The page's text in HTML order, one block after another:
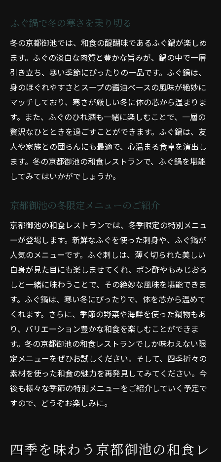
ふぐ鍋で冬の寒さを乗り切る
冬の京都御池では、和食の醍醐味であるふぐ鍋が楽しめ
ます。ふぐの淡白な肉質と豊かな旨みが、鍋の中で一層
引き立ち、寒い季節にぴったりの一品です。ふぐ鍋は、
身のほぐれやすさとスープの醤油ベースの風味が絶妙に
マッチしており、寒さが厳しい冬に体の芯から温まりま
す。また、ふぐのひれ酒も一緒に楽しむことで、一層の
贅沢なひとときを過ごすことができます。ふぐ鍋は、友
人や家族との団らんにも最適で、心温まる食卓を演出し
ます。冬の京都御池の和食レストランで、ふぐ鍋を堪能
してみてはいかがでしょうか。
京都御池の冬限定メニューのご紹介
京都御池の和食レストランでは、冬季限定の特別メニュ
ーが登場します。新鮮なふぐを使った刺身や、ふぐ鍋が
人気のメニューです。ふぐ刺しは、薄く切られた美しい
白身が見た目にも楽しませてくれ、ポン酢やもみじおろ
しと一緒に味わうことで、その絶妙な風味を堪能できま
す。ふぐ鍋は、寒い冬にぴったりで、体を芯から温めて
くれます。さらに、季節の野菜や海鮮を使った鍋物もあ
り、バリエーション豊かな和食を楽しむことができま
す。冬の京都御池の和食レストランでしか味わえない限
定メニューをぜひお試しください。そして、四季折々の
素材を使った和食の魅力を再発見してみてください。今
後も様々な季節の特別メニューをご紹介していく予定で
すので、どうぞお楽しみに。
四季を味わう京都御池の和食レ